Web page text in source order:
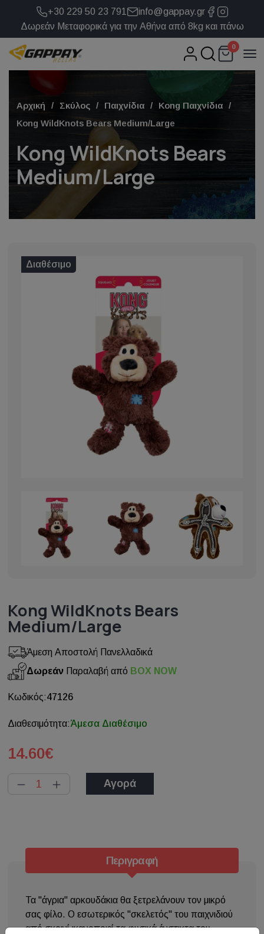
+30 229 50 23 791
info@gappay.gr
Δωρεάν Μεταφορικά για την Αθήνα από 8kg και πάνω
0
Αρχική Σκύλος Παιχνίδια
Kong Παιχνίδια
Kong WildKnots Bears Medium/Large
Kong WildKnots Bears
Medium/Large
Διαθέσιμο
Kong WildKnots Bears
Medium/Large
Άμεση Αποστολή Πανελλαδικά
Δωρεάν Παραλαβή από BOX NOW
Κωδικός:47126
Διαθεσιμότητα:Άμεσα Διαθέσιμο
14.60€
Αγορά
Περιγραφή
Τα "άγρια" αρκουδάκια θα ξετρελάνουν τον μικρό
σας φίλο. Ο εσωτερικός "σκελετός" του παιχνιδιού
από σκοινί ικανοποιεί τα φυσικά ένστικτα του